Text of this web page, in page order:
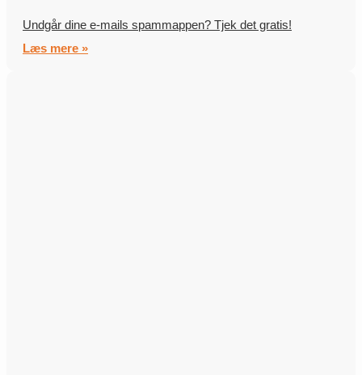
Undgår dine e-mails spammappen? Tjek det gratis!
Læs mere »